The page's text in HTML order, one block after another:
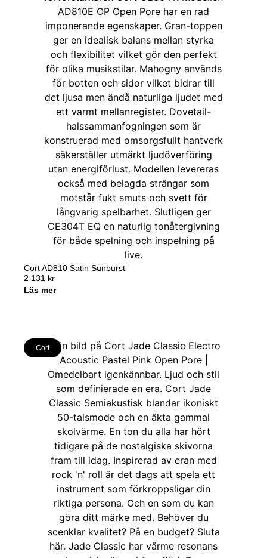
Cort AD810 Satin Sunburst
2 131 kr
Läs mer
Cort